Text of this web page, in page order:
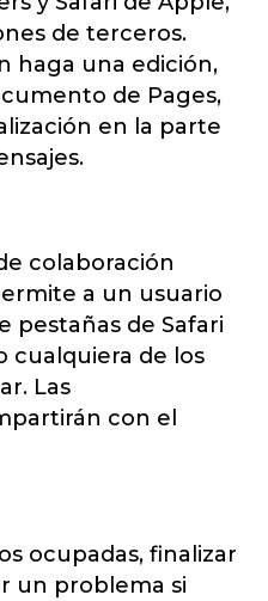
de terceros.
haga una edición,
de Pages,
en la parte
colaboración
a un usuario
pestañas de Safari
cualquiera de los
Las
con el
ocupadas, finalizar
un problema si